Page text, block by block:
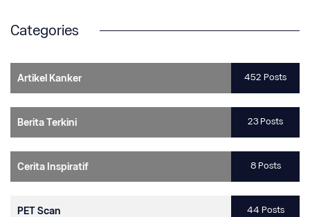
Categories
Artikel Kanker 452 Posts
Berita Terkini 23 Posts
Cerita Inspiratif 8 Posts
PET Scan 44 Posts